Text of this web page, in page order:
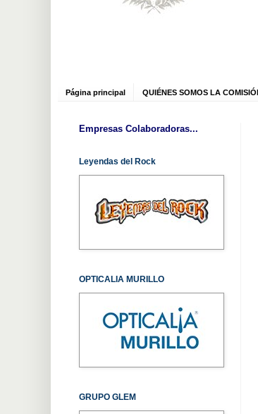
Página principal QUIÉNES SOMOS LA
Empresas Colaboradoras...
Leyendas del Rock
OPTICALIA MURILLO
GRUPO GLEM